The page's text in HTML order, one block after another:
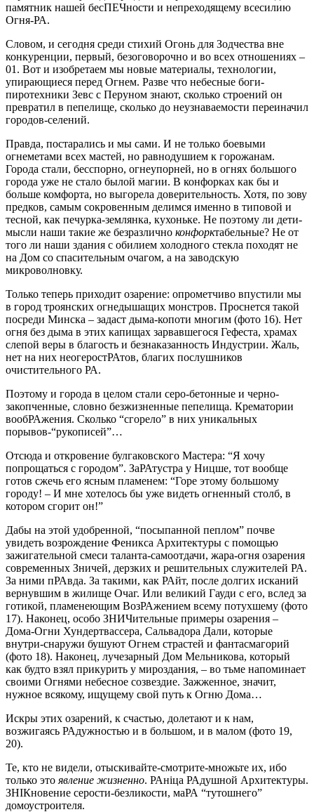
памятник нашей бесПЕЧности и непреходящему всесилию
Огня-РА.
Словом, и сегодня среди стихий Огонь для Зодчества вне
конкуренции, первый, безоговорочно и во всех отношениях –
01. Вот и изобретаем мы новые материалы, технологии,
упирающиеся перед Огнем. Разве что небесные боги-
пиротехники Зевс с Перуном знают, сколько строений он
превратил в пепелище, сколько до неузнаваемости переиначил
городов-селений.
Правда, постарались и мы сами. И не только боевыми
огнеметами всех мастей, но равнодушием к горожанам.
Города стали, бесспорно, огнеупорней, но в огнях большого
города уже не стало былой магии. В конфорках как бы и
больше комфорта, но выгорела доверительность. Хотя, по зову
предков, самым сокровенным делимся именно в типовой и
тесной, как печурка-землянка, кухоньке. Не поэтому ли дети-
мысли наши такие же безразлично конфорктабельные? Не от
того ли наши здания с обилием холодного стекла походят не
на Дом со спасительным очагом, а на заводскую
микроволновку.
Только теперь приходит озарение: опрометчиво впустили мы
в город троянских огнедышащих монстров. Проснется такой
посреди Минска – задаст дыма-копоти многим (фото 16). Нет
огня без дыма в этих капищах зарвавшегося Гефеста, храмах
слепой веры в благость и безнаказанность Индустрии. Жаль,
нет на них неогеростРАтов, благих послушников
очистительного РА.
Поэтому и города в целом стали серо-бетонные и черно-
закопченные, словно безжизненные пепелища. Крематории
вообРАжения. Сколько “сгорело” в них уникальных
порывов-“рукописей”…
Отсюда и откровение булгаковского Мастера: “Я хочу
попрощаться с городом”. ЗаРАтустра у Ницше, тот вообще
готов сжечь его ясным пламенем: “Горе этому большому
городу! – И мне хотелось бы уже видеть огненный столб, в
котором сгорит он!”
Дабы на этой удобренной, “посыпанной пеплом” почве
увидеть возрождение Феникса Архитектуры с помощью
зажигательной смеси таланта-самоотдачи, жара-огня озарения
современных Зничей, дерзких и решительных служителей РА.
За ними пРАвда. За такими, как РАйт, после долгих исканий
вернувшим в жилище Очаг. Или великий Гауди с его, вслед за
готикой, пламенеющим ВозРАжением всему потухшему (фото
17). Наконец, особо ЗНИЧительные примеры озарения –
Дома-Огни Хундертвассера, Сальвадора Дали, которые
внутри-снаружи бушуют Огнем страстей и фантасмагорий
(фото 18). Наконец, лучезарный Дом Мельникова, который
как будто взял прикурить у мироздания, – во тьме напоминает
своими Огнями небесное созвездие. Зажженное, значит,
нужное всякому, ищущему свой путь к Огню Дома…
Искры этих озарений, к счастью, долетают и к нам,
возжигаясь РАдужностью и в большом, и в малом (фото 19,
20).
Те, кто не видели, отыскивайте-смотрите-множьте их, ибо
только это явление жизненно. РАнiца РАдушной Архитектуры.
ЗНIКновение серости-безликости, маРА “тутошнего”
домоустроителя.